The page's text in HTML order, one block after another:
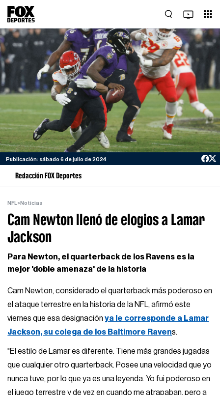
Publicación: sábado 6 de julio de 2024
Redacción FOX Deportes
NFL>Noticias
Cam Newton llenó de elogios a Lamar
Jackson
Para Newton, el quarterback de los Ravens es la
mejor 'doble amenaza' de la historia
Cam Newton, considerado el quarterback más poderoso en
el ataque terrestre en la historia de la NFL, afirmó este
viernes que esa designaciónya le corresponde a Lamar
Jackson, su colega de los Baltimore Ravens.
"El estilo de Lamar es diferente. Tiene más grandes jugadas
que cualquier otro quarterback. Posee una velocidad que yo
nunca tuve, por lo que ya es una leyenda. Yo fui poderoso en
el juego terrestre y de vez en cuando me atrapaban, pero a